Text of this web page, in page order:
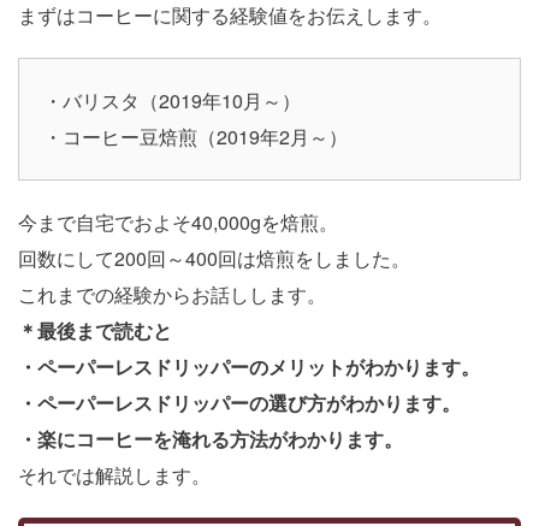
まずはコーヒーに関する経験値をお伝えします。
・バリスタ（2019年10月～）
・コーヒー豆焙煎（2019年2月～）
今まで自宅でおよそ40,000gを焙煎。
回数にして200回～400回は焙煎をしました。
これまでの経験からお話しします。
＊最後まで読むと
・ペーパーレスドリッパーのメリットがわかります。
・ペーパーレスドリッパーの選び方がわかります。
・楽にコーヒーを淹れる方法がわかります。
それでは解説します。